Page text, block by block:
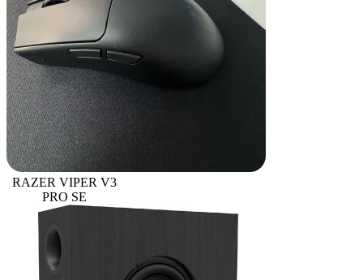
RAZER VIPER V3
PRO SE